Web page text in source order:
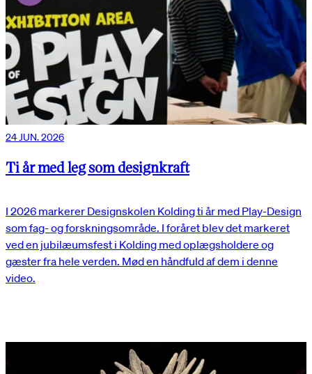
24 JUN. 2026
Ti år med leg som designkraft
I 2026 markerer Designskolen Kolding ti år med Play-Design
som fag- og forskningsområde. I foråret blev det markeret
ved en jubilæumsfest i Kolding med oplægsholdere og
gæster fra hele verden. Mød en håndfuld af dem i denne
video.